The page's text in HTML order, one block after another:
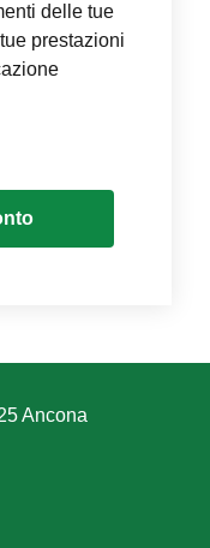
delle tue
prestazioni
Ancona